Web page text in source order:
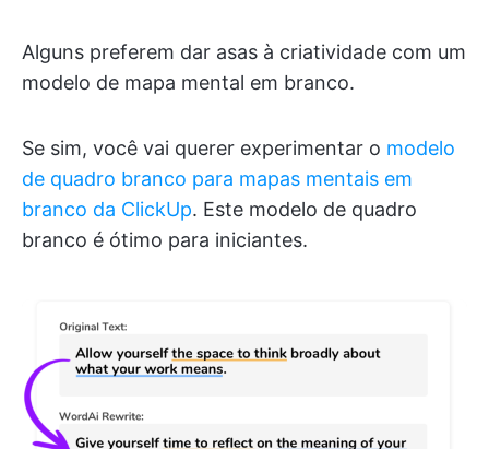
Alguns preferem dar asas à criatividade com um
modelo de mapa mental em branco.
Se sim, você vai querer experimentar o modelo
de quadro branco para mapas mentais em
branco da ClickUp. Este modelo de quadro
branco é ótimo para iniciantes.